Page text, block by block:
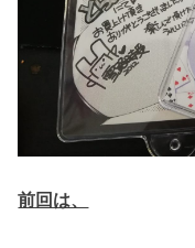
前回は、